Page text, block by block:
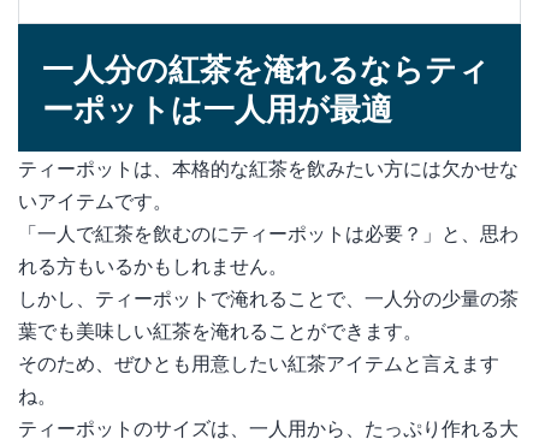
一人分の紅茶を淹れるならティ
ーポットは一人用が最適
ティーポットは、本格的な紅茶を飲みたい方には欠かせな
いアイテムです。
「一人で紅茶を飲むのにティーポットは必要？」と、思わ
れる方もいるかもしれません。
しかし、ティーポットで淹れることで、一人分の少量の茶
葉でも美味しい紅茶を淹れることができます。
そのため、ぜひとも用意したい紅茶アイテムと言えます
ね。
ティーポットのサイズは、一人用から、たっぷり作れる大